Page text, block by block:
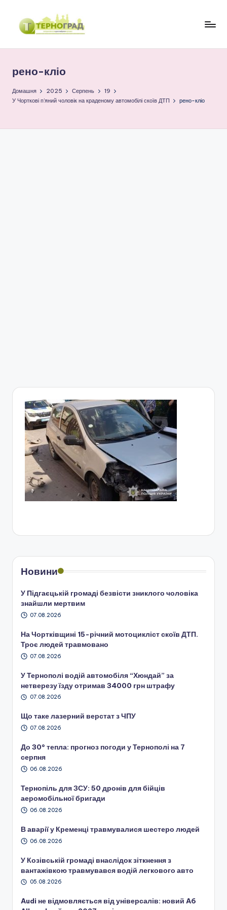
Перейти
р
н
г
рено-кліо
Домашня 2025 Серпень
19
У Чорткові п’яний чоловік на краденому автомобілі скоїв ДТП
рено-кліо
Новини
У Підгаєцькій громаді безвісти зниклого чоловіка
знайшли мертвим
07.08.2026
На Чортківщині 15-річний мотоцикліст скоїв ДТП.
Троє людей травмовано
07.08.2026
У Тернополі водій автомобіля “Хюндай” за
нетверезу їзду отримав 34000 грн штрафу
07.08.2026
Що таке лазерний верстат з ЧПУ
07.08.2026
До 30° тепла: прогноз погоди у Тернополі на 7
серпня
06.08.2026
Тернопіль для ЗСУ: 50 дронів для бійців
аеромобільної бригади
06.08.2026
В аварії у Кременці травмувалися шестеро людей
06.08.2026
У Козівській громаді внаслідок зіткнення з
вантажівкою травмувався водій легкового авто
05.08.2026
Audi не відмовляється від універсалів: новий A6